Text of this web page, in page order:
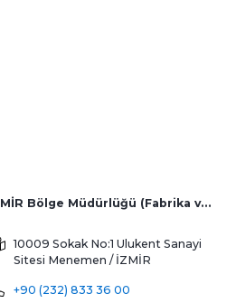
İZMİR Bölge Müdürlüğü (Fabrika ve Yurtdışı Satış)
10009 Sokak No:1 Ulukent Sanayi
Sitesi Menemen / İZMİR
+90 (232) 833 36 00